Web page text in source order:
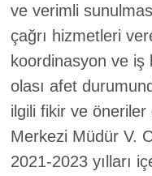
ve verimli
çağrı hizmetleri
koordinasyon ve iş
olası afet
ilgili fikir ve öneriler
Merkezi Müdür V.
2021-2023 yılları